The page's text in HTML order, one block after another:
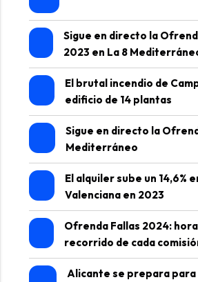
Sigue en directo la
2023 en La 8
El brutal incendio de
edificio de 14 plantas
Sigue en directo la
Mediterráneo
El alquiler sube un 14,6%
Valenciana en 2023
Ofrenda Fallas 2024:
recorrido de cada
Alicante se prepara para